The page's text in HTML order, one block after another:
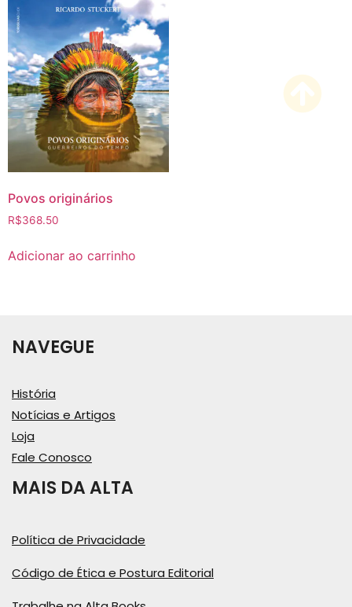
Povos originários
R$368.50
Adicionar ao carrinho
NAVEGUE
História
Notícias e Artigos
Loja
Fale Conosco
MAIS DA ALTA
Política de Privacidade
Código de Ética e Postura Editorial